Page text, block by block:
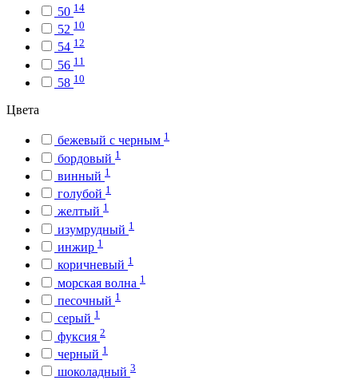
50 14
52 10
54 12
56 11
58 10
Цвета
бежевый с черным 1
бордовый 1
винный 1
голубой 1
желтый 1
изумрудный 1
инжир 1
коричневый 1
морская волна 1
песочный 1
серый 1
фуксия 2
черный 1
шоколадный 3